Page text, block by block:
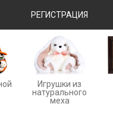
РЕГИСТРАЦИЯ
Игрушки из
натурального
меха